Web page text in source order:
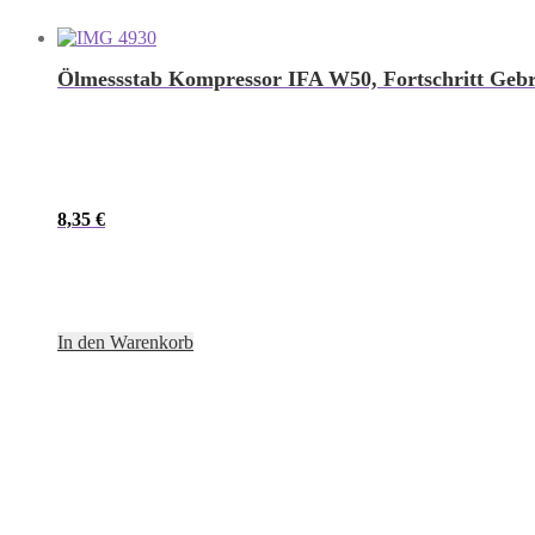
Ölmessstab Kompressor IFA W50, Fortschritt
8,35 €
In den Warenkorb